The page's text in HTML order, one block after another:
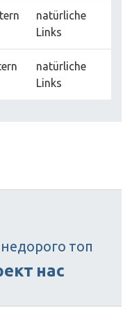
natürliche
Links
natürliche
Links
недорого топ
нас